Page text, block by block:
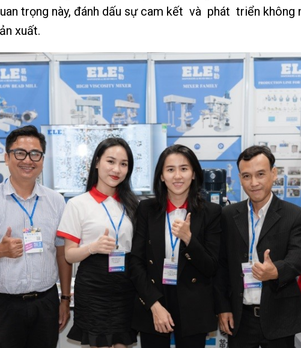
trọng này, đánh dấu sự cam kết và phát triển không
xuất.